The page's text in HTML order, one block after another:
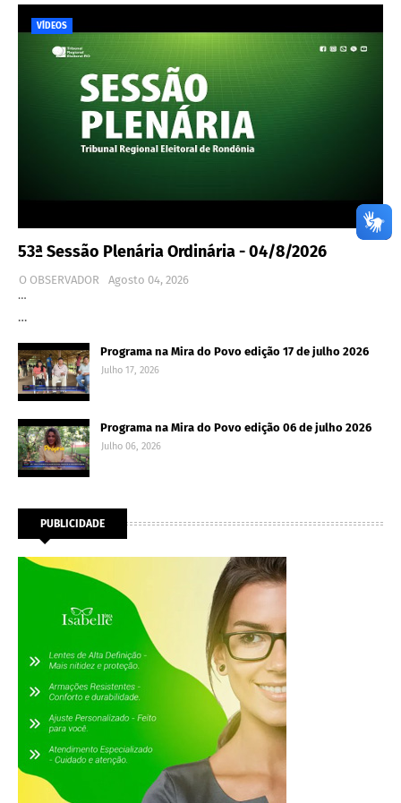
VÍDEOS
53ª Sessão Plenária Ordinária - 04/8/2026
O OBSERVADOR
Agosto 04, 2026
…
…
Programa na Mira do Povo edição 17 de julho 2026
Julho 17, 2026
Programa na Mira do Povo edição 06 de julho 2026
Julho 06, 2026
PUBLICIDADE